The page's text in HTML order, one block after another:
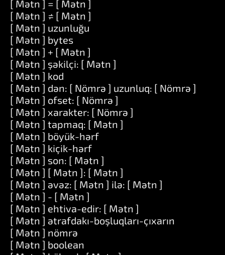
[ Mətn ] = [ Mətn ]
[ Mətn ] ≠ [ Mətn ]
[ Mətn ] uzunluğu
[ Mətn ] bytes
[ Mətn ] + [ Mətn ]
[ Mətn ] şəkilçi: [ Mətn ]
[ Mətn ] kod
[ Mətn ] dən: [ Nömrə ] uzunluq: [ Nömrə ]
[ Mətn ] ofset: [ Nömrə ]
[ Mətn ] xarakter: [ Nömrə ]
[ Mətn ] tapmaq: [ Mətn ]
[ Mətn ] böyük-hərf
[ Mətn ] kiçik-hərf
[ Mətn ] son: [ Mətn ]
[ Mətn ] [ Mətn ]: [ Mətn ]
[ Mətn ] əvəz: [ Mətn ] ilə: [ Mətn ]
[ Mətn ] - [ Mətn ]
[ Mətn ] ehtiva-edir: [ Mətn ]
[ Mətn ] ətrafdakı-boşluqları-çıxarın
[ Mətn ] nömrə
[ Mətn ] boolean